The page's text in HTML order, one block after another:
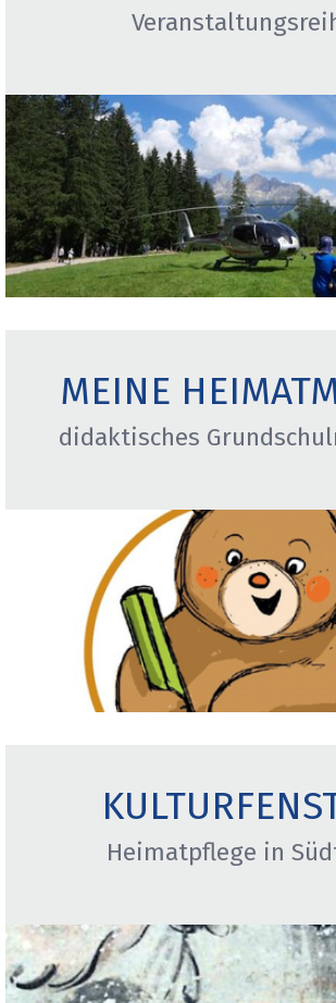
MEINE
didaktisches
Heimatpflege in